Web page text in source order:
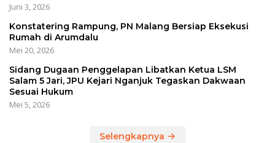
Juni 3, 2026
Konstatering Rampung, PN Malang Bersiap Eksekusi
Rumah di Arumdalu
Mei 20, 2026
Sidang Dugaan Penggelapan Libatkan Ketua LSM
Salam 5 Jari, JPU Kejari Nganjuk Tegaskan Dakwaan
Sesuai Hukum
Mei 5, 2026
Selengkapnya